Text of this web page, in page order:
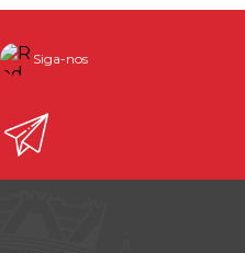
Siga-nos